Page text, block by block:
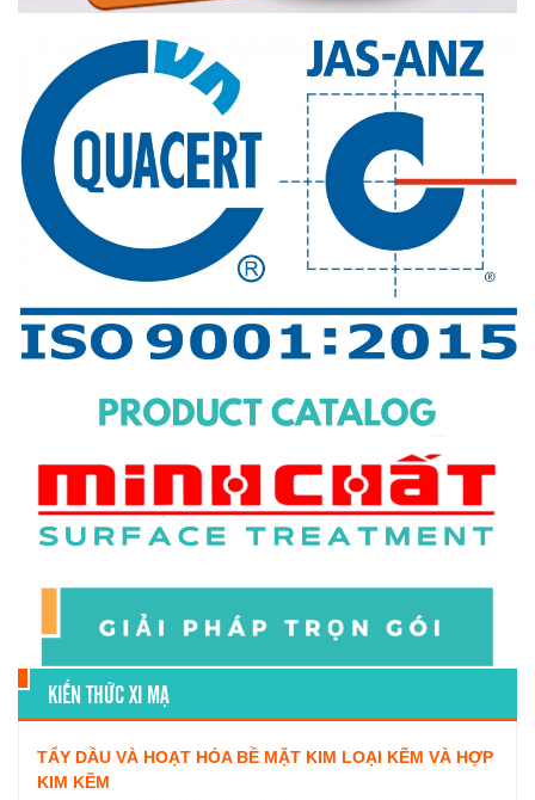
KIẾN THỨC XI MẠ
TẨY DẦU VÀ HOẠT HÓA BỀ MẶT KIM LOẠI KẼM VÀ HỢP
KIM KẼM